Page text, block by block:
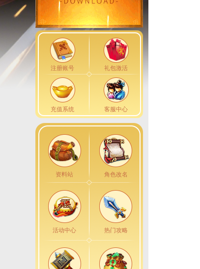
注册账号 礼包激活
充值系统 客服中心
资料站 角色改名
活动中心 热门攻略